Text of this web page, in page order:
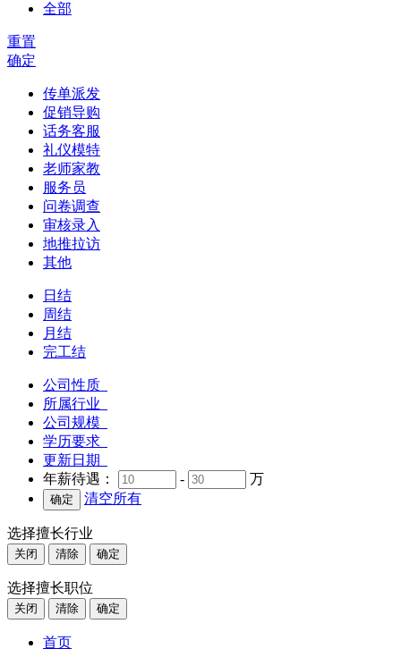
全部
重置
确定
传单派发
促销导购
话务客服
礼仪模特
老师家教
服务员
问卷调查
审核录入
地推拉访
其他
日结
周结
月结
完工结
公司性质
所属行业
公司规模
学历要求
更新日期
年薪待遇：
-
万
清空所有
选择擅长行业
关闭 清除 确定
选择擅长职位
关闭 清除 确定
首页